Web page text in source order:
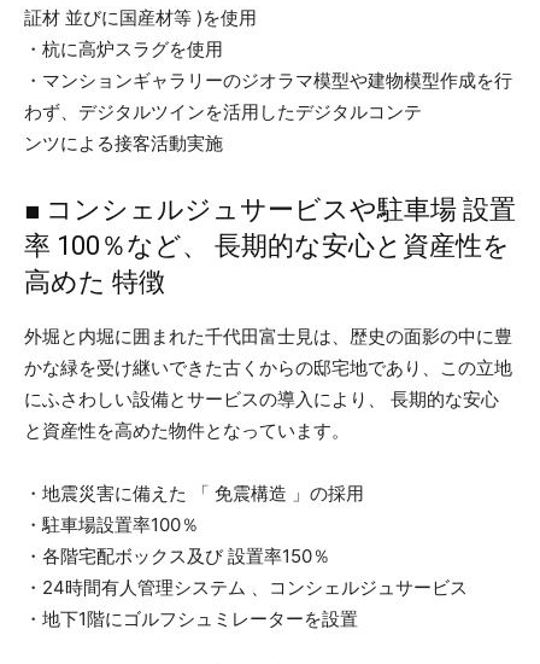
証材 並びに国産材等 )を使用
・杭に高炉スラグを使用
・マンションギャラリーのジオラマ模型や建物模型作成を行
わず、デジタルツインを活用したデジタルコンテ
ンツによる接客活動実施
■ コンシェルジュサービスや駐車場 設置
率 100％など、 長期的な安心と資産性を
高めた 特徴
外堀と内堀に囲まれた千代田富士見は、歴史の⾯影の中に豊
かな緑を受け継いできた古くからの邸宅地であり、この立地
にふさわしい設備とサービスの導入により、 長期的な安心
と資産性を高めた物件となっています。
・地震災害に備えた 「 免震構造 」の採用
・駐車場設置率100％
・各階宅配ボックス及び 設置率150％
・24時間有人管理システム 、コンシェルジュサービス
・地下1階にゴルフシュミレーターを設置